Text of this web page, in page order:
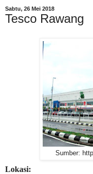
Sabtu, 26 Mei 2018
Tesco Rawang
Sumber:
Lokasi: